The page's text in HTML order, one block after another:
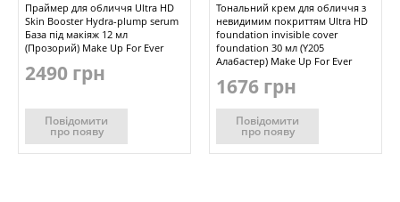
Праймер для обличчя Ultra HD
Skin Booster Hydra-plump serum
База під макіяж 12 мл
(Прозорий) Make Up For Ever
2490 грн
Повідомити
про появу
Тональний крем для обличчя з
невидимим покриттям Ultra HD
foundation invisible cover
foundation 30 мл (Y205
Алабастер) Make Up For Ever
1676 грн
Повідомити
про появу